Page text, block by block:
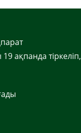
ақпанда тіркеліп,